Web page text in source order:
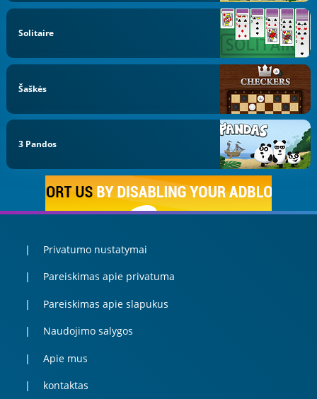
Solitaire
Šaškės
3 Pandos
Privatumo nustatymai
Pareiskimas apie privatuma
Pareiskimas apie slapukus
Naudojimo salygos
Apie mus
kontaktas